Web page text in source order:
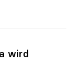
wird